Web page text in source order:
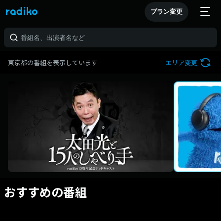
プラン変更
東京都の番組を表示しています エリア変更
おすすめの番組